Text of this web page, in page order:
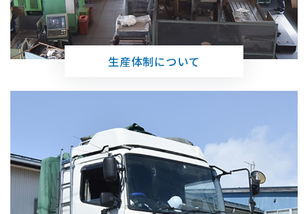
⽣産体制について